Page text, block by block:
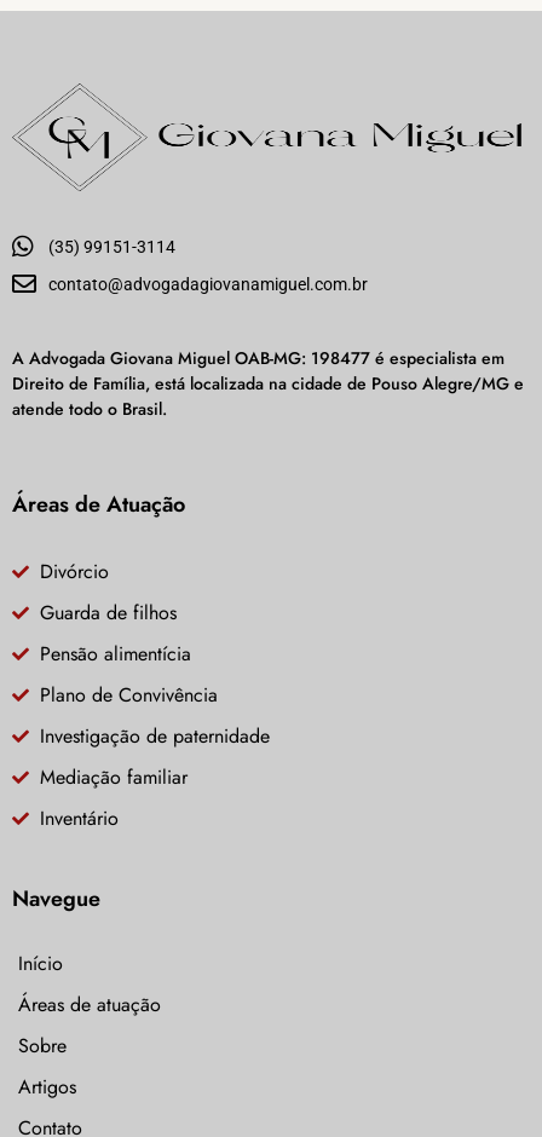
(35) 99151-3114
contato@advogadagiovanamiguel.com.br
A Advogada Giovana Miguel OAB-MG: 198477 é especialista em
Direito de Família, está localizada na cidade de Pouso Alegre/MG e
atende todo o Brasil.
Áreas de Atuação
Divórcio
Guarda de filhos
Pensão alimentícia
Plano de Convivência
Investigação de paternidade
Mediação familiar
Inventário
Navegue
Início
Áreas de atuação
Sobre
Artigos
Contato